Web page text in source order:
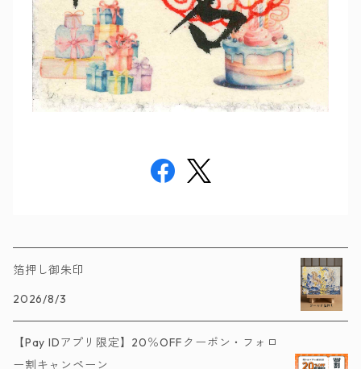
箔押し御朱印
2026/8/3
【Pay IDアプリ限定】20％OFFクーポン・フォロ
ー割キャンペーン